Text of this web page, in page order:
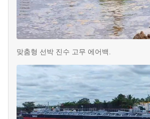
맞춤형 선박 진수 고무 에어백.